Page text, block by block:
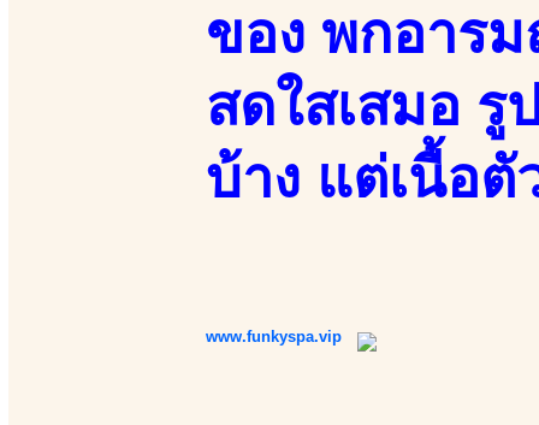
ของ พกอาร
สดใสเสมอ
บ้าง แต่เนื้อตั
www.funkyspa.vip